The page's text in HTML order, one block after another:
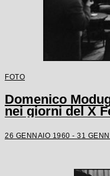
FOTO
Domenico
nei giorni del X
26 GENNAIO 1960 - 31